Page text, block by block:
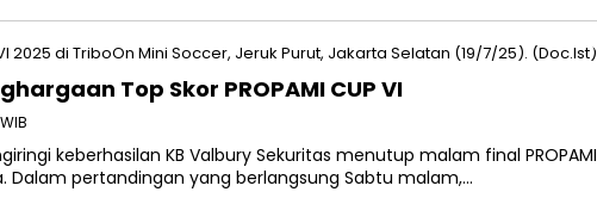
Top Skor PROPAMI CUP VI
keberhasilan KB Valbury Sekuritas menutup malam final PROPAMI
Dalam pertandingan yang berlangsung Sabtu malam,…